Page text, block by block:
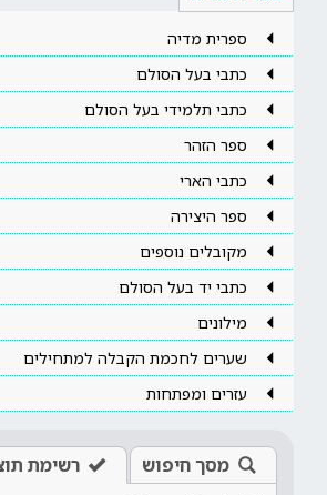
ספרית מדיה
כתבי בעל הסולם
כתבי תלמידי בעל הסולם
ספר הזהר
כתבי הארי
ספר היצירה
מקובלים נוספים
כתבי יד בעל הסולם
מילונים
שערים לחכמת הקבלה למתחילים
עזרים ומפתחות
מסך חיפוש רשימת